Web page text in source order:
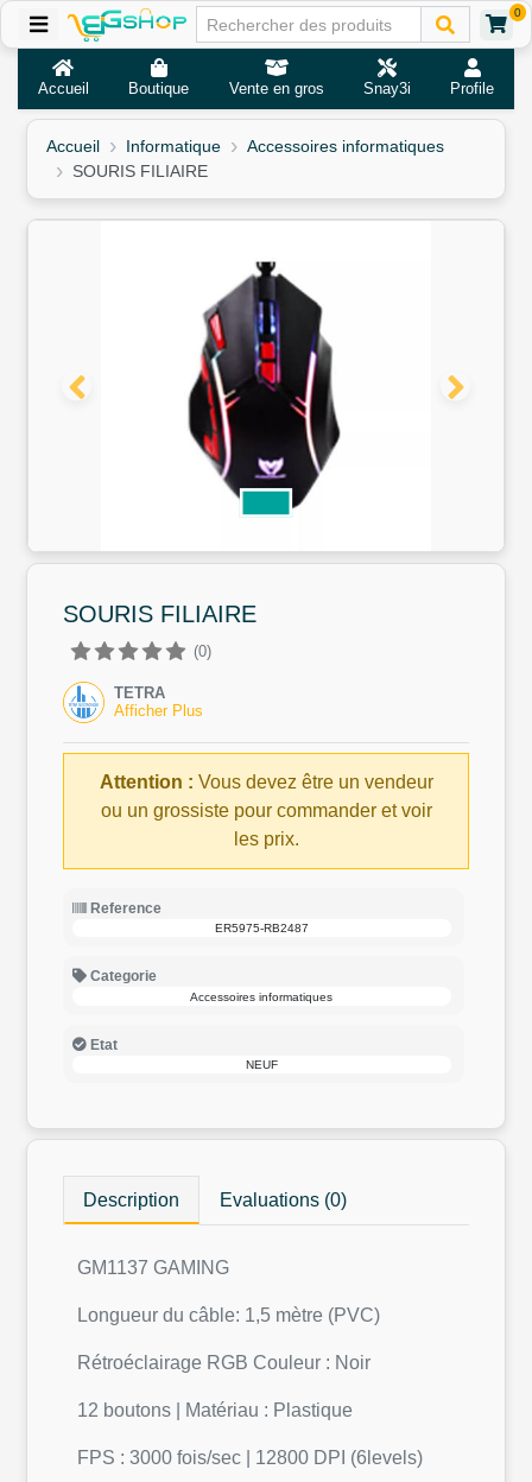
0
Accueil Boutique Vente en gros Snay3i Profile
Accueil Informatique
Accessoires informatiques
SOURIS FILIAIRE
SOURIS FILIAIRE
(0)
TETRA
Afficher Plus
Attention : Vous devez être un vendeur
ou un grossiste pour commander et voir
les prix.
Reference
ER5975-RB2487
Categorie
Accessoires informatiques
Etat
NEUF
Description Evaluations (0)
GM1137 GAMING
Longueur du câble: 1,5 mètre (PVC)
Rétroéclairage RGB Couleur : Noir
12 boutons | Matériau : Plastique
FPS : 3000 fois/sec | 12800 DPI (6levels)